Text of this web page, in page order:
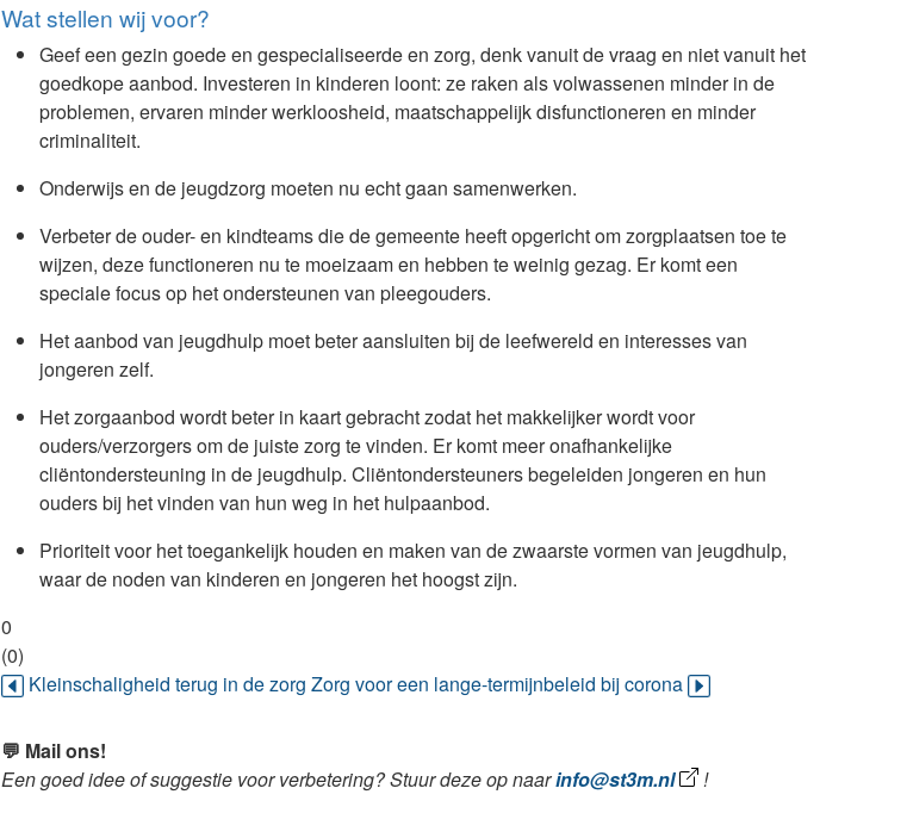
Wat stellen wij voor?
Geef een gezin goede en gespecialiseerde en zorg, denk vanuit de vraag en niet vanuit het
goedkope aanbod. Investeren in kinderen loont: ze raken als volwassenen minder in de
problemen, ervaren minder werkloosheid, maatschappelijk disfunctioneren en minder
criminaliteit.
Onderwijs en de jeugdzorg moeten nu echt gaan samenwerken.
Verbeter de ouder- en kindteams die de gemeente heeft opgericht om zorgplaatsen toe te
wijzen, deze functioneren nu te moeizaam en hebben te weinig gezag. Er komt een
speciale focus op het ondersteunen van pleegouders.
Het aanbod van jeugdhulp moet beter aansluiten bij de leefwereld en interesses van
jongeren zelf.
Het zorgaanbod wordt beter in kaart gebracht zodat het makkelijker wordt voor
ouders/verzorgers om de juiste zorg te vinden. Er komt meer onafhankelijke
cliëntondersteuning in de jeugdhulp. Cliëntondersteuners begeleiden jongeren en hun
ouders bij het vinden van hun weg in het hulpaanbod.
Prioriteit voor het toegankelijk houden en maken van de zwaarste vormen van jeugdhulp,
waar de noden van kinderen en jongeren het hoogst zijn.
0
(0)
Kleinschaligheid terug in de zorg Zorg voor een lange-termijnbeleid bij corona
💬 Mail ons!
Een goed idee of suggestie voor verbetering? Stuur deze op naarinfo@st3m.nl !